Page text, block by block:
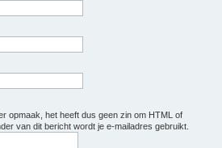
opmaak, het heeft dus geen zin om HTML of
van dit bericht wordt je e-mailadres gebruikt.